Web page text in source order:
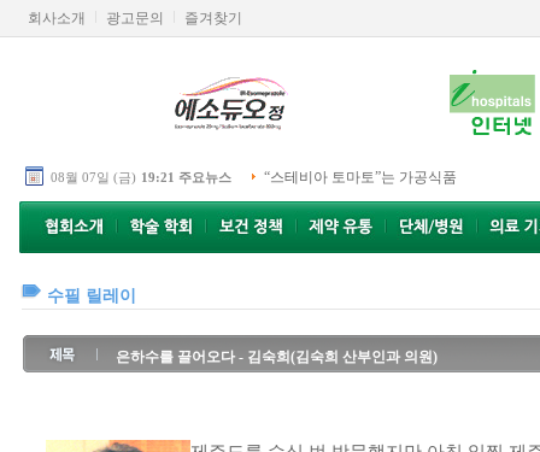
회사소개 광고문의 즐겨찾기
08월 07일 (금) 19:21 주요뉴스 “스테비아 토마토”는 가공식품
수필 릴레이
은하수를 끌어오다 - 김숙희(김숙희 산부인과 의원)